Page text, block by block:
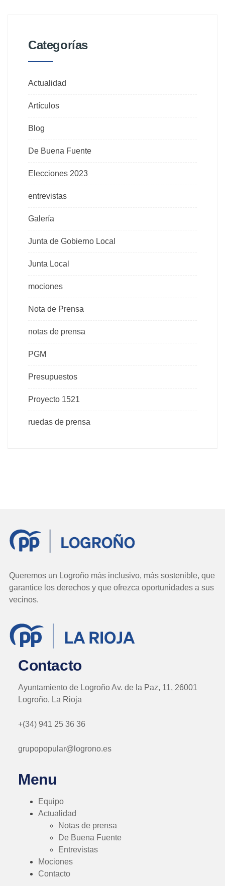
Categorías
Actualidad
Artículos
Blog
De Buena Fuente
Elecciones 2023
entrevistas
Galería
Junta de Gobierno Local
Junta Local
mociones
Nota de Prensa
notas de prensa
PGM
Presupuestos
Proyecto 1521
ruedas de prensa
Queremos un Logroño más inclusivo, más sostenible, que
garantice los derechos y que ofrezca oportunidades a sus
vecinos.
Contacto
Ayuntamiento de Logroño Av. de la Paz, 11, 26001
Logroño, La Rioja
+(34) 941 25 36 36
grupopopular@logrono.es
Menu
Equipo
Actualidad
Notas de prensa
De Buena Fuente
Entrevistas
Mociones
Contacto